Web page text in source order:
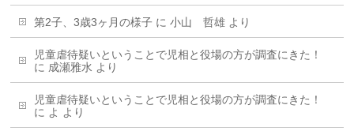
第2子、3歳3ヶ月の様子 に小山 哲雄 より
児童虐待疑いということで児相と役場の方が調査にきた！
に 成瀬雅水 より
児童虐待疑いということで児相と役場の方が調査にきた！
に よ より